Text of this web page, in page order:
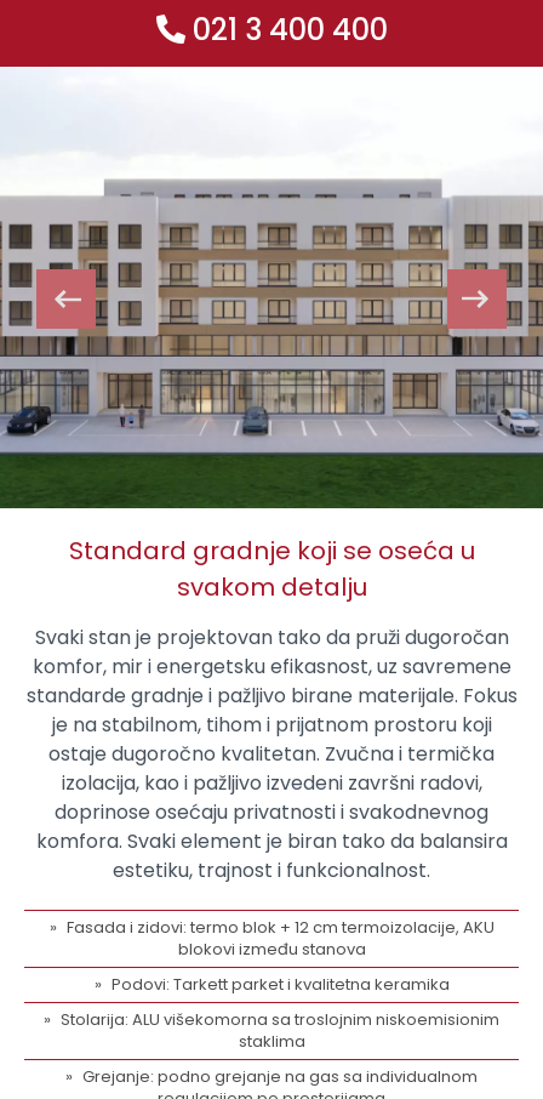
021 3 400 400
Standard gradnje koji se oseća u
svakom detalju
Svaki stan je projektovan tako da pruži dugoročan
komfor, mir i energetsku efikasnost, uz savremene
standarde gradnje i pažljivo birane materijale. Fokus
je na stabilnom, tihom i prijatnom prostoru koji
ostaje dugoročno kvalitetan. Zvučna i termička
izolacija, kao i pažljivo izvedeni završni radovi,
doprinose osećaju privatnosti i svakodnevnog
komfora. Svaki element je biran tako da balansira
estetiku, trajnost i funkcionalnost.
Fasada i zidovi: termo blok + 12 cm termoizolacije, AKU
blokovi između stanova
Podovi: Tarkett parket i kvalitetna keramika
Stolarija: ALU višekomorna sa troslojnim niskoemisionim
staklima
Grejanje: podno grejanje na gas sa individualnom